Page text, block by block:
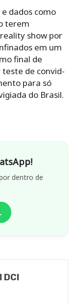
dados como
terem
show por
em um
final de
teste de convid-
para só
do Brasil.
dentro de
DCI